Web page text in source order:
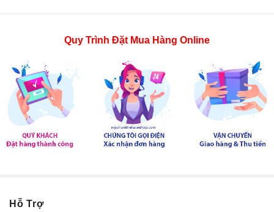
Quy Trình Đặt Mua Hàng Online
Hỗ Trợ